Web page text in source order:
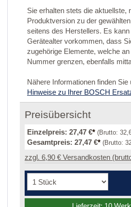
Sie erhalten stets die aktuellste,
Produktversion zu der
seitens des Herstellers. Es
Gerätealter vorkommen, dass
zugehörige Elemente, welche
Nummer grenzen, ebenfalls
Nähere Informationen finden Sie
Hinweise zu Ihrer BOSCH
Preisübersicht
Einzelpreis: 27,47 €* (Brutto:
Gesamtpreis: 27,47 €* (Brutto:
zzgl. 6,90 € Versandkosten